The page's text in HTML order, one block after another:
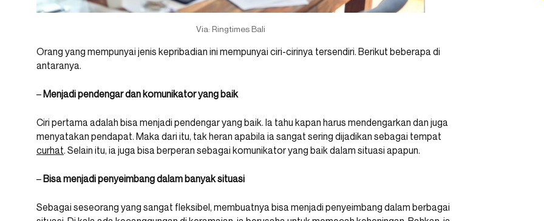
Via: Ringtimes Bali
Orang yang mempunyai jenis kepribadian ini mempunyai ciri-cirinya tersendiri. Berikut beberapa di
antaranya.
–Menjadi pendengar dan komunikator yang baik
Ciri pertama adalah bisa menjadi pendengar yang baik. Ia tahu kapan harus mendengarkan dan juga
menyatakan pendapat. Maka dari itu, tak heran apabila ia sangat sering dijadikan sebagai tempat
curhat. Selain itu, ia juga bisa berperan sebagai komunikator yang baik dalam situasi apapun.
–Bisa menjadi penyeimbang dalam banyak situasi
Sebagai seseorang yang sangat fleksibel, membuatnya bisa menjadi penyeimbang dalam berbagai